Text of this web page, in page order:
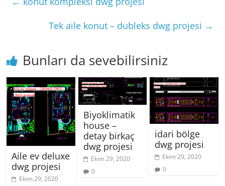
Tek aile konut – dubleks dwg projesi →
Bunları da sevebilirsiniz
Aile ev deluxe
dwg projesi
Ekim 29, 2020
Biyoklimatik
house –
detay birkaç
dwg projesi
Ekim 29, 2020
0
idari bölge
dwg projesi
Ekim 29, 2020
0